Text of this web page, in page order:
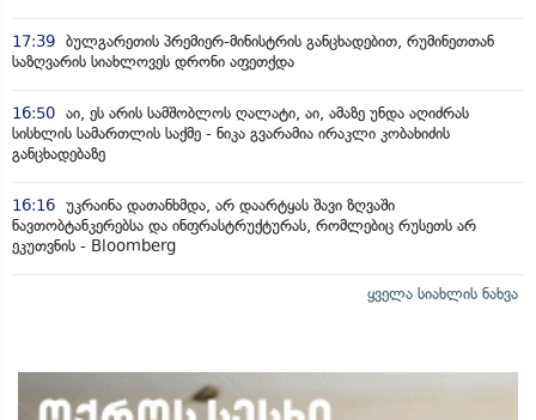
17:39 ბულგარეთის პრემიერ-მინისტრის განცხადებით, რუმინეთთან
საზღვარის სიახლოვეს დრონი აფეთქდა
16:50 აი, ეს არის სამშობლოს ღალატი, აი, ამაზე უნდა აღიძრას
სისხლის სამართლის საქმე - ნიკა გვარამია ირაკლი კობახიძის
განცხადებაზე
16:16 უკრაინა დათანხმდა, არ დაარტყას შავი ზღვაში
ნავთობტანკერებსა და ინფრასტრუქტურას, რომლებიც რუსეთს არ
ეკუთვნის - Bloomberg
ყველა სიახლის ნახვა